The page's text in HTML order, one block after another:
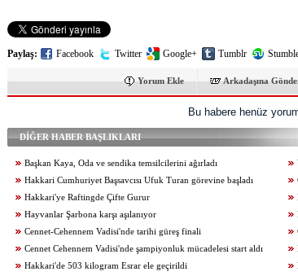
Paylaş: Facebook Twitter Google+ Tumblr
Yorum Ekle Arkadaşına
Bu habere henüz
DİĞER HABER BAŞLIKLARI
Başkan Kaya, Oda ve sendika temsilcilerini ağırladı
Hakkari Cumhuriyet Başsavcısı Ufuk Turan görevine başladı
Hakkari'ye Raftingde Çifte Gurur
Hayvanlar Şarbona karşı aşılanıyor
Cennet-Cehennem Vadisi'nde tarihi güreş finali
Cennet Cehennem Vadisi'nde şampiyonluk mücadelesi start aldı
Hakkari'de 503 kilogram Esrar ele geçirildi